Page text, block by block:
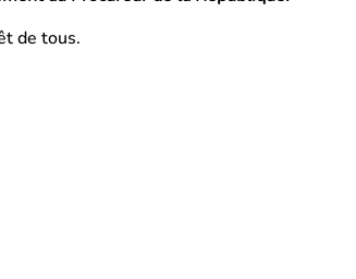
de tous.